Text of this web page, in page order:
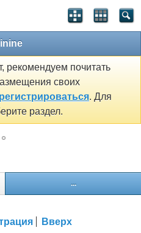
рекомендуем почитать
своих
. Для
раздел.
...
Вверх